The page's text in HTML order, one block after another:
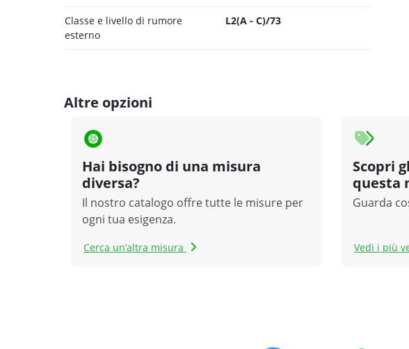
Classe e livello di rumore
esterno
L2(A - C)/73
Altre opzioni
Hai bisogno di una misura
diversa?
Il nostro catalogo offre tutte le misure per
ogni tua esigenza.
Cerca un’altra misura
Scopri
questa
Guarda
Vedi i più